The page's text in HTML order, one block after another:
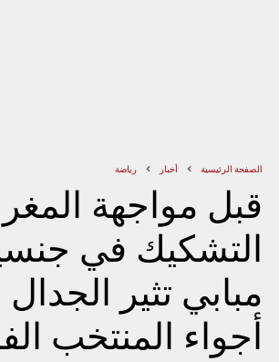
الصفحة الرئيسية أخبار رياضة
قبل مواجهة
التشكيك في
مبابي تثير
أجواء المنتخب